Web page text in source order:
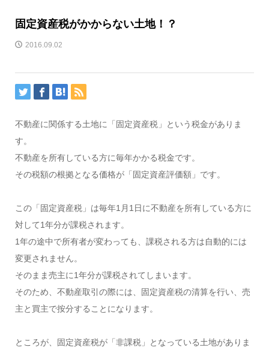
固定資産税がかからない土地！？
2016.09.02
不動産に関係する土地に「固定資産税」という税金がありま
す。
不動産を所有している方に毎年かかる税金です。
その税額の根拠となる価格が「固定資産評価額」です。
この「固定資産税」は毎年1月1日に不動産を所有している方に
対して1年分が課税されます。
1年の途中で所有者が変わっても、課税される方は自動的には
変更されません。
そのまま売主に1年分が課税されてしまいます。
そのため、不動産取引の際には、固定資産税の清算を行い、売
主と買主で按分することになります。
ところが、固定資産税が「非課税」となっている土地がありま